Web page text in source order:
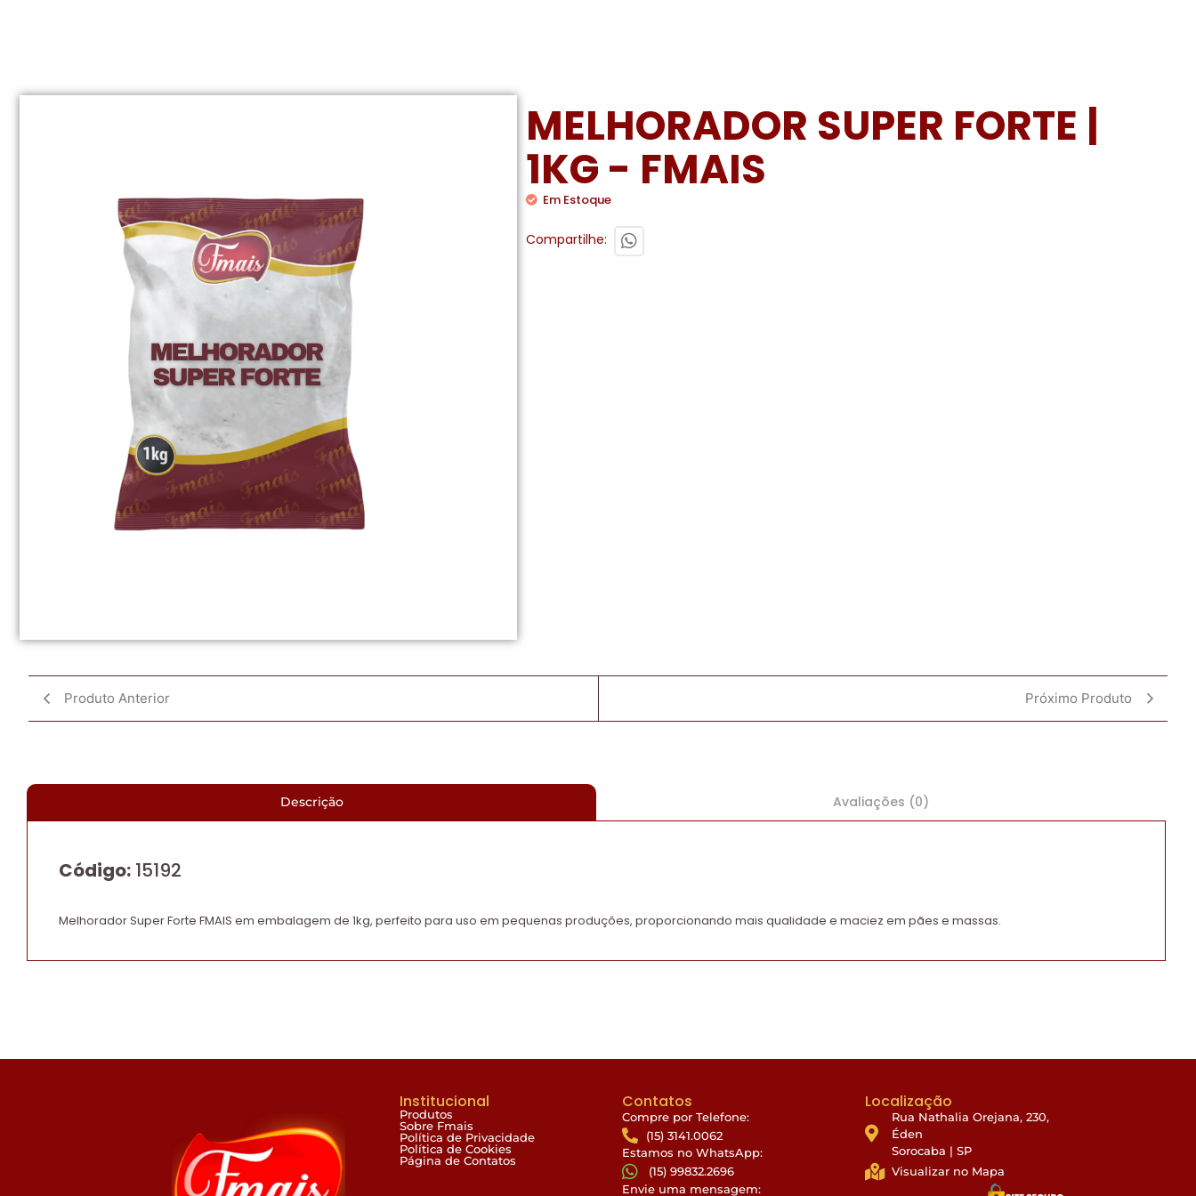
MELHORADOR SUPER FORTE |
1KG - FMAIS
Em Estoque
Compartilhe:
Produto Anterior Próximo Produto
Descrição Avaliações (0)
Código: 15192
Melhorador Super Forte FMAIS em embalagem de 1kg, perfeito para uso em pequenas produções, proporcionando mais qualidade e maciez em pães e massas.
Institucional
Produtos
Sobre Fmais
Política de Privacidade
Política de Cookies
Página de Contatos
Contatos
Compre por Telefone:
(15) 3141.0062
Estamos no WhatsApp:
(15) 99832.2696
Envie uma mensagem:
Localização
Rua Nathalia Orejana, 230,
Éden
Sorocaba | SP
Visualizar no Mapa